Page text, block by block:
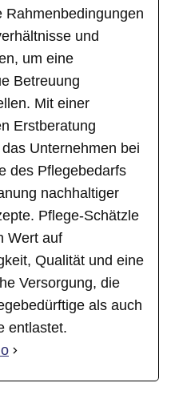
Rahmenbedingungen
und
um eine
Betreuung
Mit einer
Erstberatung
Unternehmen bei
des Pflegebedarfs
nachhaltiger
Pflege-Schätzle
Wert auf
Qualität und eine
Versorgung, die
als auch
entlastet.